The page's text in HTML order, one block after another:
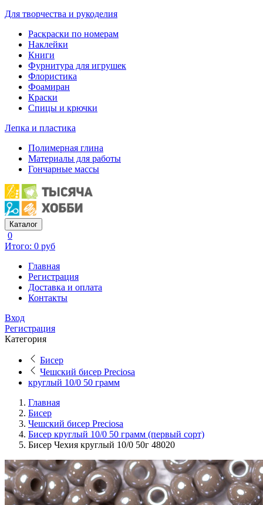
Для творчества и рукоделия
Раскраски по номерам
Наклейки
Книги
Фурнитура для игрушек
Флористика
Фоамиран
Краски
Спицы и крючки
Лепка и пластика
Полимерная глина
Материалы для работы
Гончарные массы
Каталог
0
Итого: 0 руб
Главная
Регистрация
Доставка и оплата
Контакты
Вход
Регистрация
Категория
Бисер
Чешский бисер Preciosa
круглый 10/0 50 грамм
Главная
Бисер
Чешский бисер Preciosa
Бисер круглый 10/0 50 грамм (первый сорт)
Бисер Чехия круглый 10/0 50г 48020